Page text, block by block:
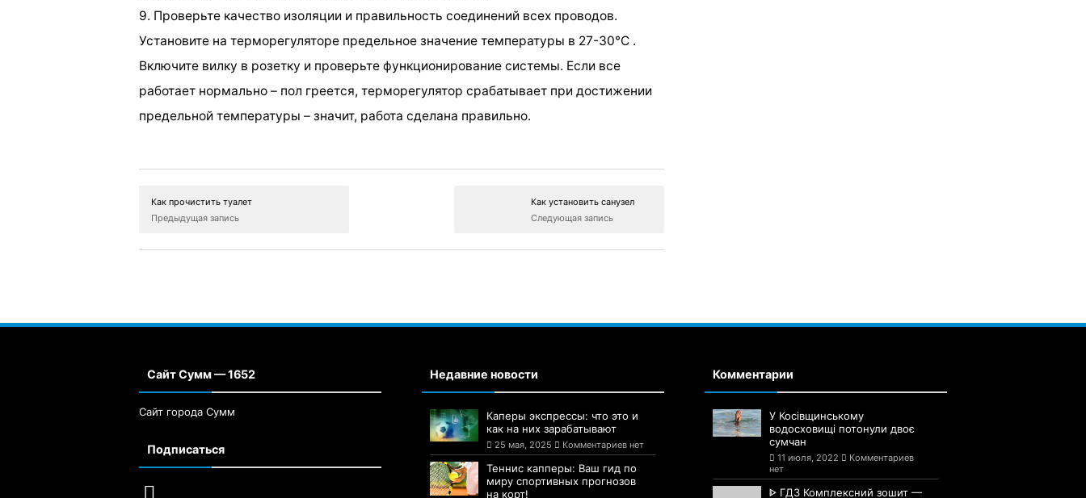
9. Проверьте качество изоляции и правильность соединений всех проводов.
Установите на терморегуляторе предельное значение температуры в 27-30°C .
Включите вилку в розетку и проверьте функционирование системы. Если все
работает нормально – пол греется, терморегулятор срабатывает при достижении
предельной температуры – значит, работа сделана правильно.
Как прочистить туалет
Предыдущая запись
Как установить санузел
Следующая запись
Сайт Сумм — 1652
Сайт города Сумм
Подписаться
Недавние новости
Каперы экспрессы: что это и
как на них зарабатывают
25 мая, 2025 Комментариев нет
Теннис капперы: Ваш гид по
миру спортивных прогнозов
на корт!
Комментарии
У Косівщинському
водосховищі потонули двоє
сумчан
11 июля, 2022
Комментариев
нет
ᐈ ГДЗ Комплексний зошит —